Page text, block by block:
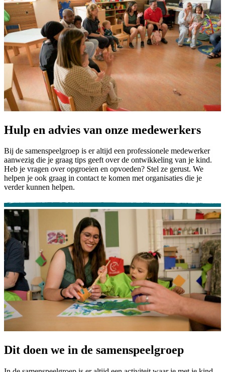
Hulp en advies van onze medewerkers
Bij de samenspeelgroep is er altijd een professionele medewerker
aanwezig die je graag tips geeft over de ontwikkeling van je kind.
Heb je vragen over opgroeien en opvoeden? Stel ze gerust. We
helpen je ook graag in contact te komen met organisaties die je
verder kunnen helpen.
Dit doen we in de samenspeelgroep